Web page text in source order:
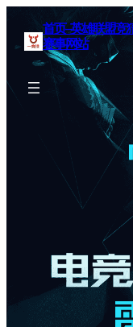
首页–英雄联盟竞
赛事网站